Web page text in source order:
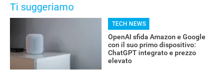
Ti suggeriamo
TECH NEWS
OpenAI sfida Amazon e Google
con il suo primo dispositivo:
ChatGPT integrato e prezzo
elevato